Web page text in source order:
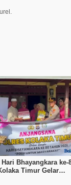
Bhayangkara ke-
Timur Gelar